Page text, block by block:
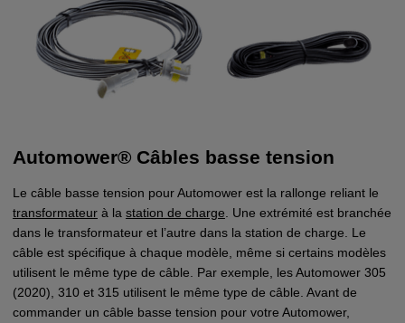
Automower® Câbles basse tension
Le câble basse tension pour Automower est la rallonge reliant le
transformateur à la station de charge . Une extrémité est branchée
dans le transformateur et l’autre dans la station de charge. Le
câble est spécifique à chaque modèle, même si certains modèles
utilisent le même type de câble. Par exemple, les Automower 305
(2020), 310 et 315 utilisent le même type de câble. Avant de
commander un câble basse tension pour votre Automower,